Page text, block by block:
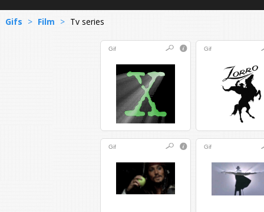
Gifs > Film > Tv series
Gif Gif
Gif Gif